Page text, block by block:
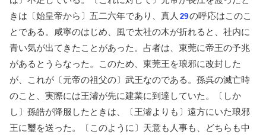
きは〔始皇帝から〕五二六年であり、真人 29の呼応はこのこ
とである。咸寧のはじめ、風で太社の木が折れると、社内に
青い気が出てきたことがあった。占者は、東莞に帝王の予兆
があるとうらなった。このため、東莞王を琅邪に改封した
が、これが〔元帝の祖父の〕武王なのである。孫呉の滅亡時
のこと、実際には王濬が先に建業に到達していた。〔しか
し〕孫皓が降服したときは、〔王濬よりも〕遠方にいた琅邪
王に璽を送った。〔このように〕天意も人事も、どちらも中